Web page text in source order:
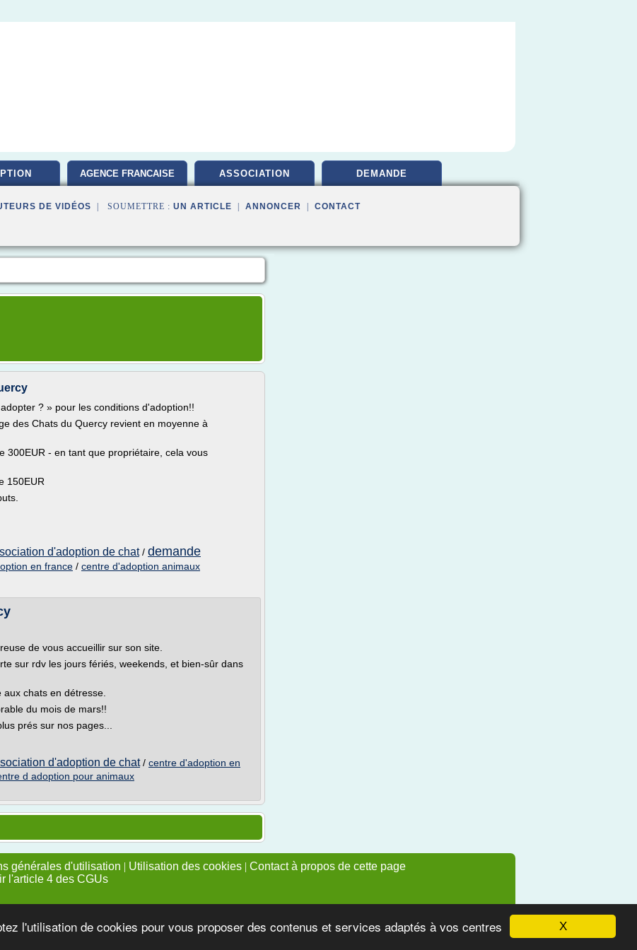
X
l'utilisation de cookies pour vous proposer des contenus et services adaptés à vos centres
AGENCE FRANCAISE ASSOCIATION DEMANDE
DE VIDÉOS | SOUMETTRE : UN ARTICLE ANNONCER CONTACT
? » pour les conditions d'adoption!!
des Chats du Quercy revient en moyenne à
300EUR - en tant que propriétaire, cela vous
150EUR
d'adoption de chat/ demande
en france / centre d'adoption animaux
de vous accueillir sur son site.
sur rdv les jours fériés, weekends, et bien-sûr dans
chats en détresse.
du mois de mars!!
prés sur nos pages...
d'adoption de chat/ centre d'adoption en
d adoption pour animaux
générales d'utilisation | Utilisation des cookies | Contact à propos de cette page
l'article 4 des CGUs